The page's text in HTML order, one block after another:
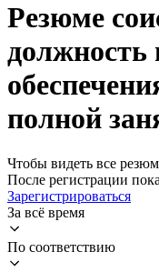
Резюме
должность
полной
Чтобы видеть все
После регистрации
Зарегистрироваться
За всё время
По соответствию